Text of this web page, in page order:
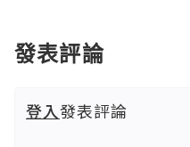
發表評論
登入發表評論